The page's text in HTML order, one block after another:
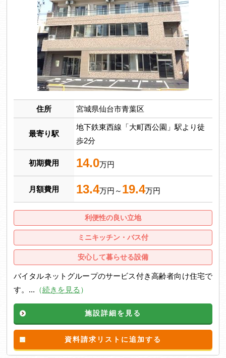
住所 宮城県仙台市青葉区
最寄り駅
地下鉄東西線「大町西公園」駅より徒
歩2分
初期費用 14.0万円
月額費用 13.4万円～ 19.4万円
利便性の良い立地
ミニキッチン・バス付
安心して暮らせる設備
バイタルネットグループのサービス付き高齢者向け住宅で
す。... （続きを見る ）
施設詳細を見る
資料請求リストに追加する